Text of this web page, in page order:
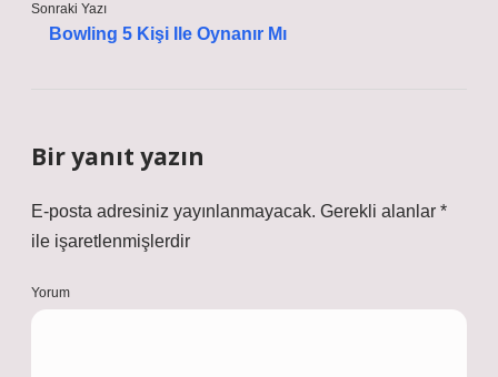
Sonraki Yazı
Bowling 5 Kişi Ile Oynanır Mı
Bir yanıt yazın
E-posta adresiniz yayınlanmayacak. Gerekli alanlar *
ile işaretlenmişlerdir
Yorum